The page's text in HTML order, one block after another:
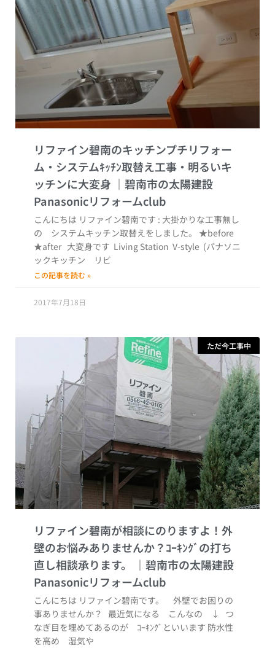
リファイン碧南のキッチンプチリフォー
ム・システムｷｯﾁﾝ取替え工事・明るいキ
ッチンに大変身
こんにちは リファイン碧南です : 大掛かりな工事無し
の システムキッチン取替えをしました。 ★before
★after 大変身です Living Station V-style (パナソニ
ックキッチン リビ
この記事を読む »
2017年7月18日
ただ今工事中
リファイン碧南が相談にのりますよ！外
壁のお悩みありませんか？ｺｰｷﾝｸﾞの打ち
直し相談承ります。
こんにちは リファイン碧南です。 外壁でお困りの
事ありませんか？ 最近気になる こんなの ↓ つ
なぎ目を埋めてあるのが ｺｰｷﾝｸﾞといいます 防水性
を高め 湿気や